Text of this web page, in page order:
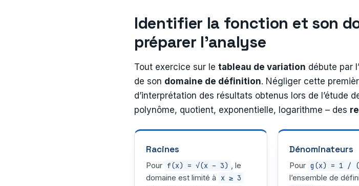
Identifier la fonction et son
préparer l’analyse
Tout exercice sur le tableau de variation débute par
de son domaine de définition. Négliger cette
d’interprétation des résultats obtenus lors de l’étude
polynôme, quotient, exponentielle, logarithme – des
Racines
Pour f(x) = √(x – 3) , le
domaine est limité à
x ≥ 3
Dénominateurs
Pour g(x) = 1 /
l’ensemble de